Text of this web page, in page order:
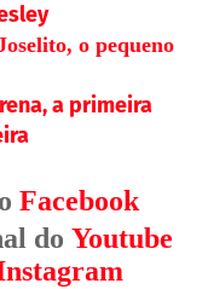
o pequeno
a primeira
Facebook
do Youtube